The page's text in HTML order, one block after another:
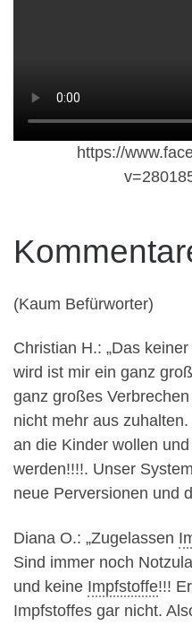
https://
(Kaum Befürworter)
Christian H.: „Das
wird ist mir ein ganz
ganz großes
nicht mehr aus
an die Kinder wollen
werden!!!!. Unser
neue Perversionen und
Diana O.: „Zugelassen
Sind immer noch
und keine Impfstoffe!!!
Impfstoffes gar nicht.